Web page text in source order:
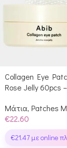
Collagen Eye
Rose Jelly 60pcs
Μάτια, Patches
€22.60
€21.47 με online